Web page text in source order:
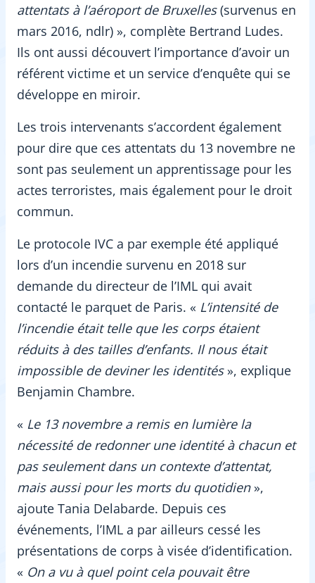
attentats à l’aéroport de Bruxelles(survenus en
mars 2016, ndlr) », complète Bertrand Ludes.
Ils ont aussi découvert l’importance d’avoir un
référent victime et un service d’enquête qui se
développe en miroir.
Les trois intervenants s’accordent également
pour dire que ces attentats du 13 novembre ne
sont pas seulement un apprentissage pour les
actes terroristes, mais également pour le droit
commun.
Le protocole IVC a par exemple été appliqué
lors d’un incendie survenu en 2018 sur
demande du directeur de l’IML qui avait
contacté le parquet de Paris. « L’intensité de
l’incendie était telle que les corps étaient
réduits à des tailles d’enfants. Il nous était
impossible de deviner les identités», explique
Benjamin Chambre.
« Le 13 novembre a remis en lumière la
nécessité de redonner une identité à chacun et
pas seulement dans un contexte d’attentat,
mais aussi pour les morts du quotidien»,
ajoute Tania Delabarde. Depuis ces
événements, l’IML a par ailleurs cessé les
présentations de corps à visée d’identification.
« On a vu à quel point cela pouvait être